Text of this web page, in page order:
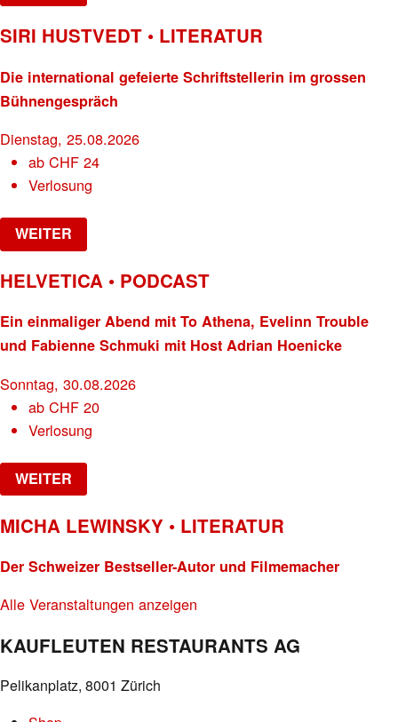
SIRI HUSTVEDT • LITERATUR
Die international gefeierte Schriftstellerin im grossen
Bühnengespräch
Dienstag, 25.08.2026
abCHF 24
Verlosung
WEITER
HELVETICA • PODCAST
Ein einmaliger Abend mit To Athena, Evelinn Trouble
und Fabienne Schmuki mit Host Adrian Hoenicke
Sonntag, 30.08.2026
abCHF 20
Verlosung
WEITER
MICHA LEWINSKY • LITERATUR
Der Schweizer Bestseller-Autor und Filmemacher
Alle Veranstaltungen anzeigen
KAUFLEUTEN RESTAURANTS AG
Pelikanplatz, 8001 Zürich